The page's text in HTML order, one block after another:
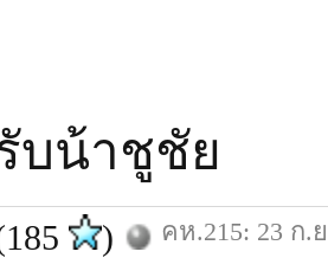
บน้าชูชัย
) คห.215: 23 ก.